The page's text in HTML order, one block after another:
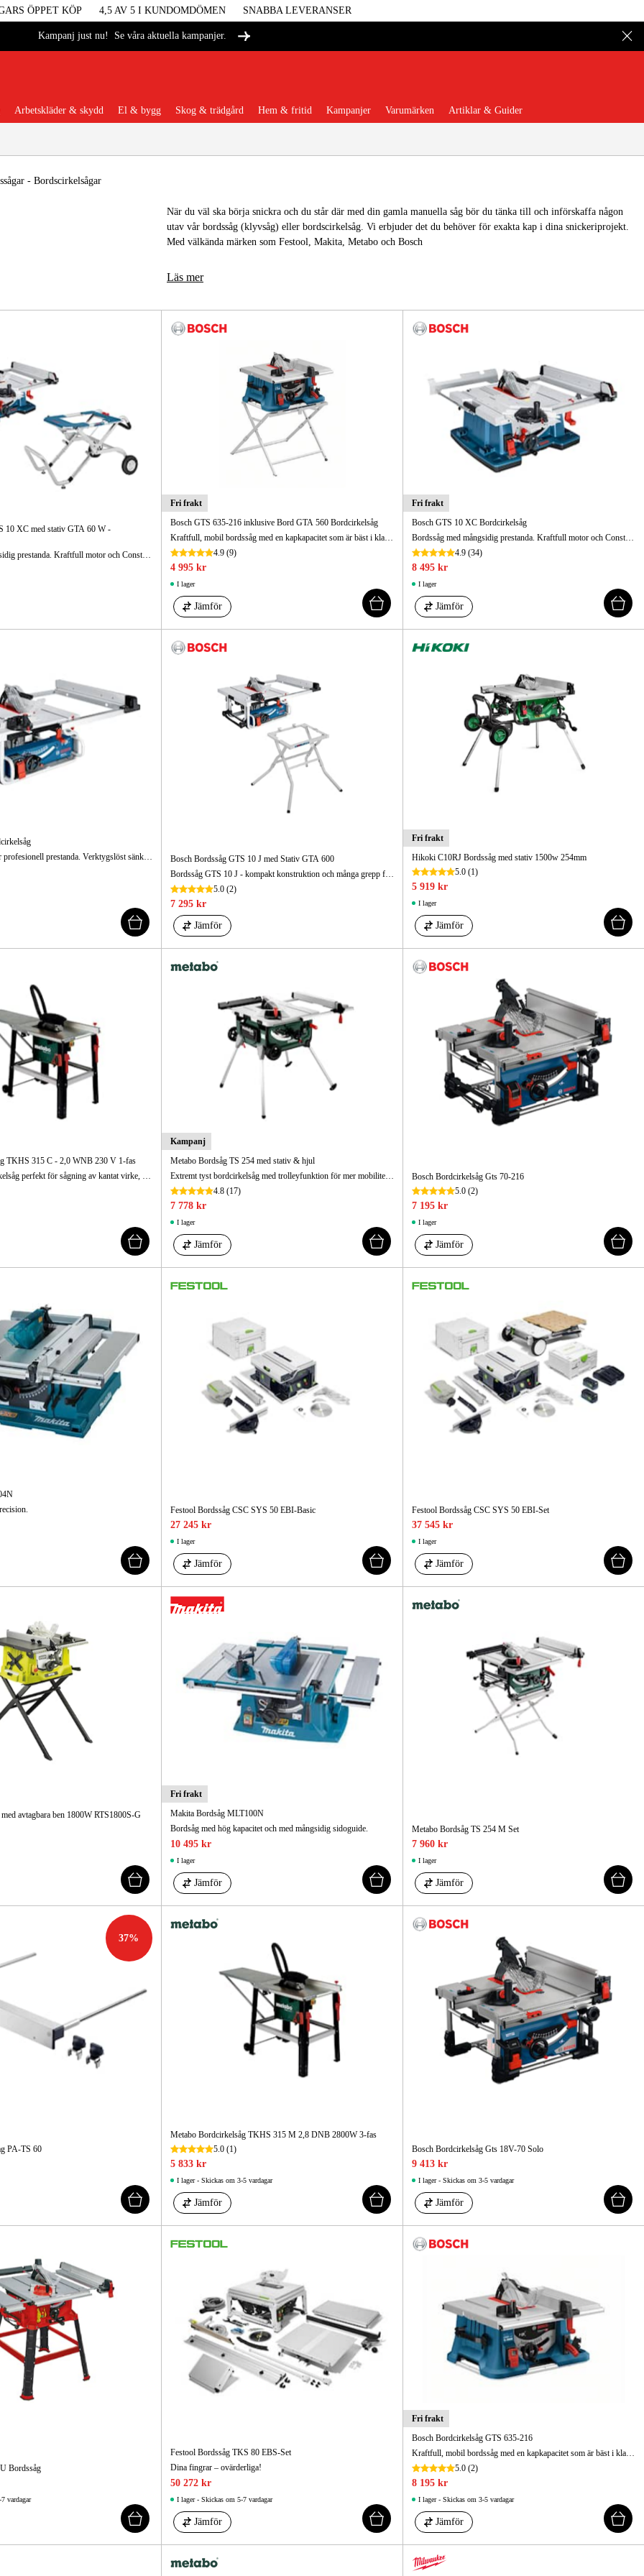
ÖPPET KÖP 4,5 AV 5 I KUNDOMDÖMEN SNABBA LEVERANSER
Kampanj just nu! Se våra aktuella kampanjer.
Maskiner & Verktyg Garage & Verkstad
Arbetskläder & Skydd El & Bygg
Skog & Trädgård
Arbetskläder & skydd El & bygg Skog & trädgård Hem & fritid Kampanjer Varumärken Artiklar & Guider
- Bordscirkelsågar
När du väl ska börja snickra och du står där med din gamla manuella såg bör du tänka till och införskaffa någon
utav vår bordssåg (klyvsåg) eller bordscirkelsåg. Vi erbjuder det du behöver för exakta kap i dina snickeriprojekt.
Med välkända märken som Festool, Makita, Metabo och Bosch
Läs mer
10 XC med stativ GTA 60 W -
Bordssåg med mångsidig prestanda. Kraftfull motor och Constant Speed-funktionen ger bästa resultat även vid tuff användning.
Fri frakt
Bosch GTS 635-216 inklusive Bord GTA 560 Bordcirkelsåg
Kraftfull, mobil bordssåg med en kapkapacitet som är bäst i klassen inkl. 1 x cirkelsågblad, Optiline Wood.
4.9(9)
4 995 kr
I lager
Jämför
Fri frakt
Bosch GTS 10 XC Bordcirkelsåg
Bordssåg med mångsidig prestanda. Kraftfull motor och Constant Speed-funktionen ger bästa resultat även vid tuff användning.
4.9(34)
8 495 kr
I lager
Jämför
Bordssåg med bärbar profesionell prestanda. Verktygslöst sänkbar spaltkil möjliggör snabba justeringar för smygsågningar.
Bosch Bordssåg GTS 10 J med Stativ GTA 600
Bordssåg GTS 10 J - kompakt konstruktion och många grepp för enkel och bekväm transport.
5.0(2)
7 295 kr
Jämför
Fri frakt
Hikoki C10RJ Bordssåg med stativ 1500w 254mm
5.0(1)
5 919 kr
I lager
Jämför
TKHS 315 C - 2,0 WNB 230 V 1-fas
En universal bordcirkelsåg perfekt för sågning av kantat virke, brädor, skivor och träliknande material i verkstäder och på byggplatser.
Kampanj
Metabo Bordsåg TS 254 med stativ & hjul
Extremt tyst bordcirkelsåg med trolleyfunktion för mer mobilitet på byggarbetsplatsen.
4.8(17)
7 778 kr
I lager
Jämför
Bosch Bordcirkelsåg Gts 70-216
5.0(2)
7 195 kr
I lager
Jämför
Festool Bordssåg CSC SYS 50 EBI-Basic
27 245 kr
I lager
Jämför
Festool Bordssåg CSC SYS 50 EBI-Set
37 545 kr
I lager
Jämför
avtagbara ben 1800W RTS1800S-G
Fri frakt
Makita Bordsåg MLT100N
Bordsåg med hög kapacitet och med mångsidig sidoguide.
10 495 kr
I lager
Jämför
Metabo Bordsåg TS 254 M Set
7 960 kr
I lager
Jämför
37%
PA-TS 60
Metabo Bordcirkelsåg TKHS 315 M 2,8 DNB 2800W 3-fas
5.0(1)
5 833 kr
I lager - Skickas om 3-5 vardagar
Jämför
Bosch Bordcirkelsåg Gts 18V-70 Solo
9 413 kr
I lager - Skickas om 3-5 vardagar
Jämför
Bordssåg
vardagar
Festool Bordssåg TKS 80 EBS-Set
Dina fingrar – ovärderliga!
50 272 kr
I lager - Skickas om 5-7 vardagar
Jämför
Fri frakt
Bosch Bordcirkelsåg GTS 635-216
Kraftfull, mobil bordssåg med en kapkapacitet som är bäst i klassen och mer ökad säkerhet och bekvämlighet.
5.0(2)
8 195 kr
I lager - Skickas om 3-5 vardagar
Jämför